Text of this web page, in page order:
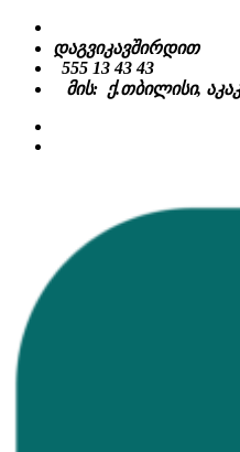
Skip
content
დაგვიკავშირდით
555 13 43 43
მის: ქ.თბილისი,